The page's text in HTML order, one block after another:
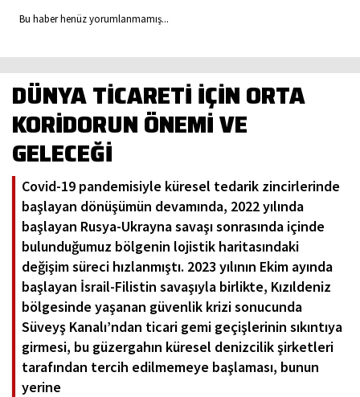
Bu haber henüz yorumlanmamış...
DÜNYA TİCARETİ İÇİN ORTA
KORİDORUN ÖNEMİ VE
GELECEĞİ
Covid-19 pandemisiyle küresel tedarik zincirlerinde
başlayan dönüşümün devamında, 2022 yılında
başlayan Rusya-Ukrayna savaşı sonrasında içinde
bulunduğumuz bölgenin lojistik haritasındaki
değişim süreci hızlanmıştı. 2023 yılının Ekim ayında
başlayan İsrail-Filistin savaşıyla birlikte, Kızıldeniz
bölgesinde yaşanan güvenlik krizi sonucunda
Süveyş Kanalı’ndan ticari gemi geçişlerinin sıkıntıya
girmesi, bu güzergahın küresel denizcilik şirketleri
tarafından tercih edilmemeye başlaması, bunun
yerine